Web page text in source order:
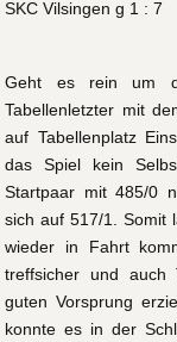
SKC Vilsingen g 1 :
Geht es rein um
Tabellenletzter mit
auf Tabellenplatz
das Spiel kein
Startpaar mit 485/0
sich auf 517/1. Somit
wieder in Fahrt
treffsicher und auch
guten Vorsprung
konnte es in der